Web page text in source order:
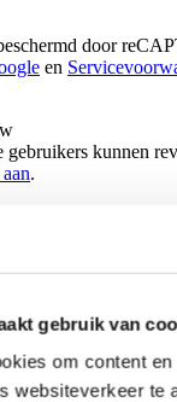
gebruik van
om content
websiteverkeer te
door
en
gebruikers kunnen
.
Honda CR-V, ready
tailored for
car mats are made
mounting holes
mats.They have a